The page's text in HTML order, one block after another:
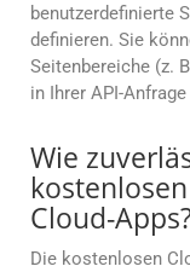
benutzerdefinierte
definieren. Sie
Seitenbereiche (z.
in Ihrer API-
Wie
Cloud-
Die kostenlosen